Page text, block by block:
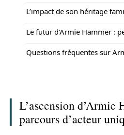
L’impact de son héritage
Le futur d’Armie Hammer :
Questions fréquentes sur
L’ascension d’Armie
parcours d’acteur